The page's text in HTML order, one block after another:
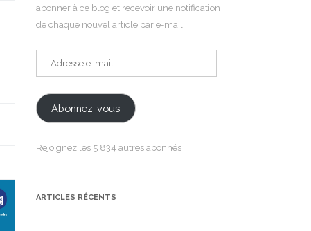
abonner à ce blog et recevoir une notification
de chaque nouvel article par e-mail.
Adresse
e-
Abonnez-vous
Rejoignez les 5 834 autres abonnés
ARTICLES RÉCENTS